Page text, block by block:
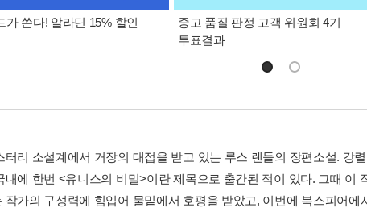
가 쏜다! 알라딘 15% 할인
중고 품질 판정 고객 위원회 4기
투표결과
터리 소설계에서 거장의 대접을 받고 있는 루스 렌들의 장편소설. 강
내에 한번 <유니스의 비밀>이란 제목으로 출간된 적이 있다. 그때 이
작가의 구성력에 힘입어 물밑에서 호평을 받았고, 이번에 북스피어에